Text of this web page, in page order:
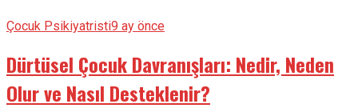
Çocuk Psikiyatristi9 ay önce
Dürtüsel Çocuk Davranışları: Nedir, Neden
Olur ve Nasıl Desteklenir?